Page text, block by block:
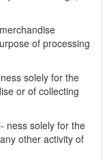
of processing
solely for the
or of collecting
ness solely for the
other activity of